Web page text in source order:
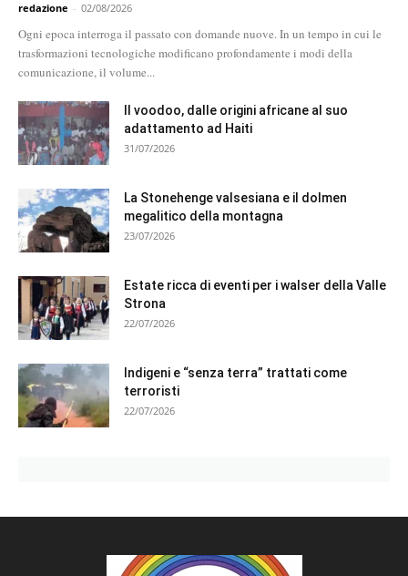
redazione - 02/08/2026
Ogni epoca interroga il passato con domande nuove. In un tempo in cui le
trasformazioni tecnologiche modificano profondamente i modi della
comunicazione, il volume...
Il voodoo, dalle origini africane al suo
adattamento ad Haiti
31/07/2026
La Stonehenge valsesiana e il dolmen
megalitico della montagna
23/07/2026
Estate ricca di eventi per i walser della Valle
Strona
22/07/2026
Indigeni e “senza terra” trattati come
terroristi
22/07/2026